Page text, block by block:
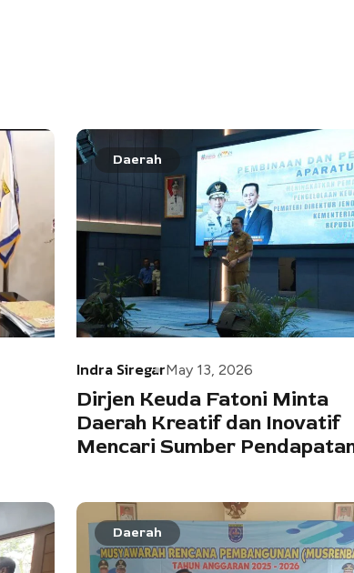
Daerah
Indra SiregarMay 13, 2026
Dirjen Keuda Fatoni Minta
Daerah Kreatif dan Inovatif
Mencari Sumber
Daerah